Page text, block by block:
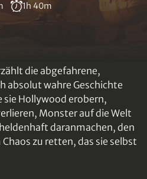
1h 40m
die abgefahrene,
absolut wahre Geschichte
sie Hollywood erobern,
Monster auf die Welt
daranmachen, den
zu retten, das sie selbst